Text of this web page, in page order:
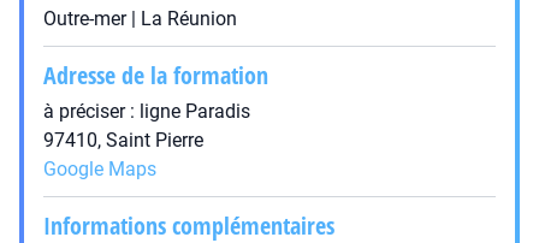
Outre-mer | La Réunion
Adresse de la formation
à préciser : ligne Paradis
97410, Saint Pierre
Google Maps
Informations complémentaires